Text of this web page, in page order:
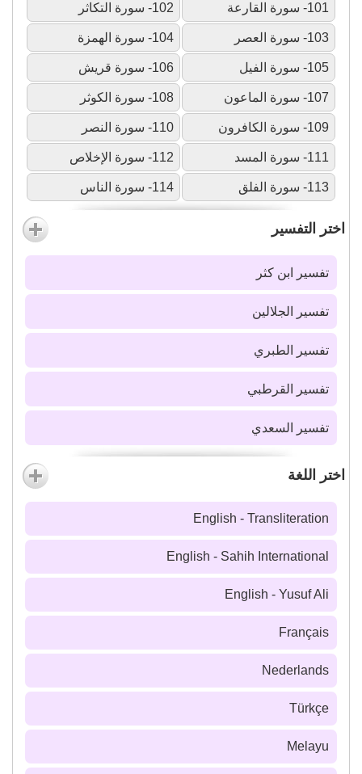
101- سورة القارعة 102- سورة التكاثر
103- سورة العصر 104- سورة الهمزة
105- سورة الفيل 106- سورة قريش
107- سورة الماعون 108- سورة الكوثر
109- سورة الكافرون 110- سورة النصر
111- سورة المسد 112- سورة الإخلاص
113- سورة الفلق 114- سورة الناس
اختر التفسير
تفسير ابن كثر
تفسير الجلالين
تفسير الطبري
تفسير القرطبي
تفسير السعدي
اختر اللغة
English - Transliteration
English - Sahih International
English - Yusuf Ali
Français
Nederlands
Türkçe
Melayu